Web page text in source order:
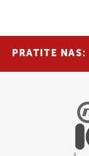
PRATITE NAS: